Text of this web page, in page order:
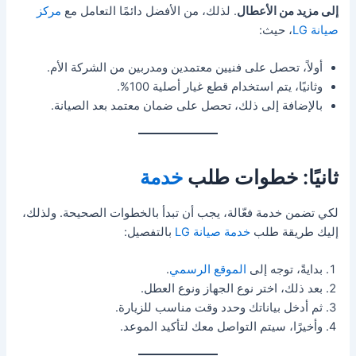
إلى مزيد من الأعطال. لذلك، من الأفضل دائمًا التعامل مع مركز
صيانة LG
، حيث:
أولاً، تحصل على فنيين معتمدين ومدربين من الشركة الأم.
وثانيًا، يتم استخدام قطع غيار أصلية 100%.
بالإضافة إلى ذلك، تحصل على ضمان معتمد بعد الصيانة.
ثانيًا: خطوات طلبخدمة
لكي تضمن خدمة فعّالة، يجب أن تبدأ بالخطوات الصحيحة. ولذلك،
إليك طريقة طلبخدمة صيانة LG بالتفصيل:
بدايةً، توجه إلى الموقع الرسمي.
بعد ذلك، اختر نوع الجهاز ونوع العطل.
ثم أدخل بياناتك وحدد وقت مناسب للزيارة.
وأخيرًا، سيتم التواصل معك لتأكيد الموعد.